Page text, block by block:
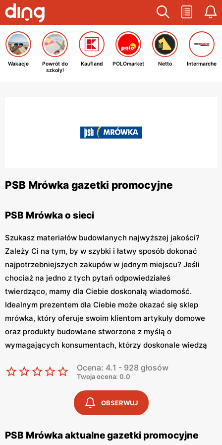
Wakacje
Powrót do
szkoły!
Kaufland POLOmarket Netto Intermarche
PSB Mrówka gazetki promocyjne
PSB Mrówka o sieci
Szukasz materiałów budowlanych najwyższej jakości?
Zależy Ci na tym, by w szybki i łatwy sposób dokonać
najpotrzebniejszych zakupów w jednym miejscu? Jeśli
chociaż na jedno z tych pytań odpowiedziałeś
twierdząco, mamy dla Ciebie doskonałą wiadomość.
Idealnym prezentem dla Ciebie może okazać się sklep
mrówka, który oferuje swoim klientom artykuły domowe
oraz produkty budowlane stworzone z myślą o
wymagających konsumentach, którzy doskonale wiedzą
Sklep Mrówka – co warto o nim wiedzieć
to nic innego jak sklep budowlany mający w
swojej ofercie akcesoria oraz sprzęty z kategorii dom i
ogród. Mrówka to wyjątkowy sklep samoobsługowy, który
Ocena: 4.1 - 928 głosów
Twoja ocena: 0.0
OBSERWUJ
PSB Mrówka aktualne gazetki promocyjne